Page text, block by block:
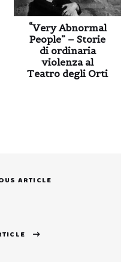
“Very Abnormal
People” – Storie
di ordinaria
violenza al
Teatro degli Orti
ARTICLE